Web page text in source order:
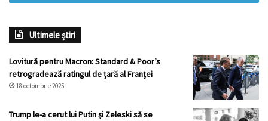
Ultimele știri
Lovitură pentru Macron: Standard & Poor’s
retrogradează ratingul de țară al Franței
18 octombrie 2025
Trump le-a cerut lui Putin și Zeleski să se